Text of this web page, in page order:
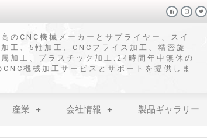
のCNC機械メーカーとサプライヤー、スイ
工、5軸加工、CNCフライス加工、精密旋
加工、プラスチック加工.24時間年中無休の
CNC機械加工サービスとサポートを提供しま
産業 会社情報 製品ギャラリー